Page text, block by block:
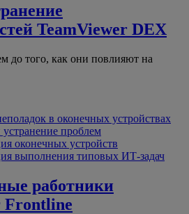
TeamViewer DEX
до того, как они повлияют на
в оконечных устройствах
проблем
оконечных устройств
выполнения типовых ИТ-задач
работники
Frontline